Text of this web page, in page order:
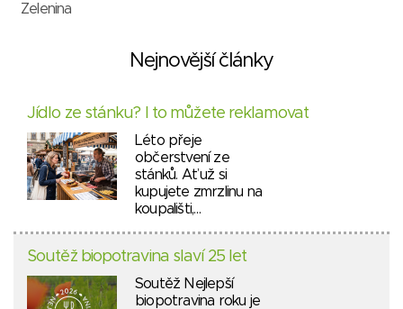
Zelenina
Nejnovější články
Jídlo ze stánku? I to můžete reklamovat
Léto přeje
občerstvení ze
stánků. Ať už si
kupujete zmrzlinu na
koupališti,…
Soutěž biopotravina slaví 25 let
Soutěž Nejlepší
biopotravina roku je